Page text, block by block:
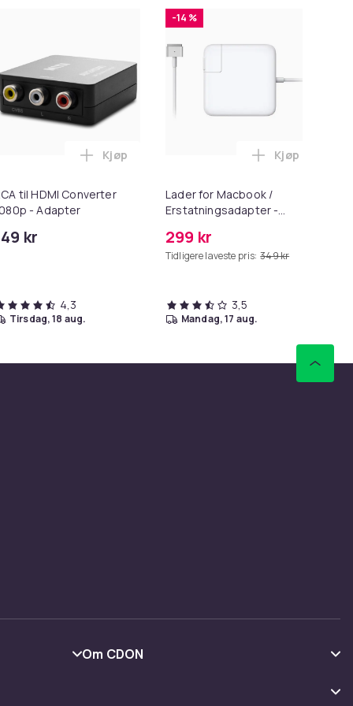
i handlekurven
i A4-størrelse - 24 stk. i handlekurven
til HDMI Converter
- Adapter
kr
Legg RCA til HDMI Converter 1080p -
Kjøp
4,3
tirsdag, 18 aug.
-14 %
Lader for Macbook /
Erstatningsadapter -
299 kr
Tidligere laveste pris: 349 kr
Legg Lader
Kjøp
3,5
mandag, 17 aug.
Om CDON